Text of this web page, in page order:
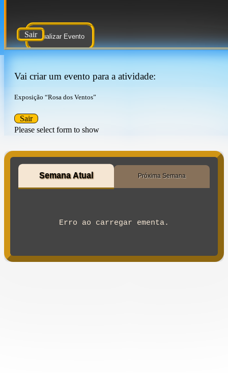
Atualizar Evento
Sair
Vai criar um evento para a atividade:
Exposição “Rosa dos Ventos”
Please select form to show
Sair
Semana Atual Próxima Semana
Erro ao carregar ementa.